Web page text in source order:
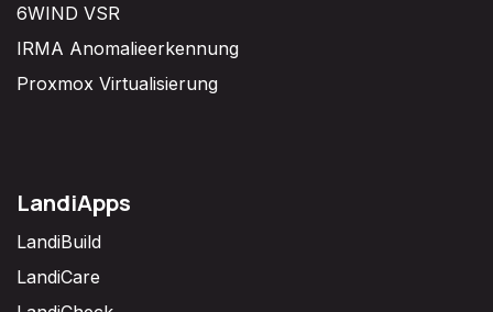
6WIND VSR
IRMA Anomalieerkennung
Proxmox Virtualisierung
LandiApps
LandiBuild
LandiCare